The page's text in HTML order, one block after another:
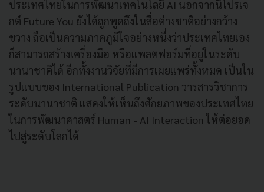
ประเทศไทยในการพัฒนาเทคโนโลยี AI นอกจากนี้โปรเจ
กต์ Future You ยังได้ถูกพูดถึงในสื่อต่างชาติอย่างกว้าง
ขวาง ถือเป็นความภาคภูมิใจอย่างหนึ่งว่าประเทศไทยเอง
ก็สามารถสร้างเครื่องมือ หรือแพลตฟอร์มที่อยู่ในระดับ
นานาชาติได้ อีกทั้งงานวิจัยที่มีการเผยแพร่ทั้งหมด เป็นใน
รูปแบบของ International Publication วารสารวิชาการ
ระดับนานาชาติ แสดงให้เห็นถึงศักยภาพของประเทศไทย
ในการพัฒนาศาสตร์ Human - AI Interaction ให้ต่อยอด
ไปสู่ระดับโลกได้